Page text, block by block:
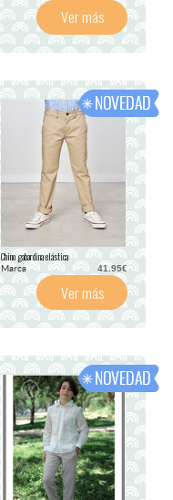
Ver más
Chino gabardina elástica
Marca 41.95€
Ver más